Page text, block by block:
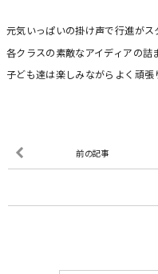
元気いっぱいの掛け声で行進がス
各クラスの素敵なアイディアの詰
子ども達は楽しみながらよく頑張
前の記事